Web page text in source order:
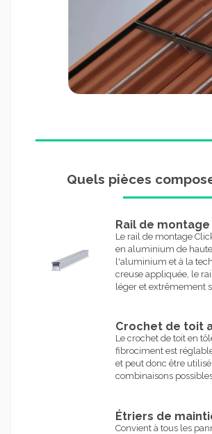
Quels pièces
Rail de montage
Le rail de montage
en aluminium de
l'aluminium et à la
creuse appliquée, le
léger et extrêmement
Crochet de toit
Le crochet de toit en
fibrociment est
et peut donc être
combinaisons
Étriers de
Convient à tous les